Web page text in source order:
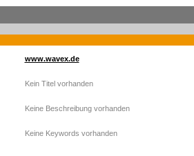
www.wavex.de
Kein Titel vorhanden
Keine Beschreibung vorhanden
Keine Keywords vorhanden